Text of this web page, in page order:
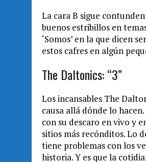
La cara B sigue
buenos estribillos en
‘Somos’ en la que dicen
estos cafres en algún
The Daltonics: “3”
Los incansables The
causa allá dónde lo
con su descaro en vivo y
sitios más recónditos. Lo
tiene problemas con los
historia. Y es que la